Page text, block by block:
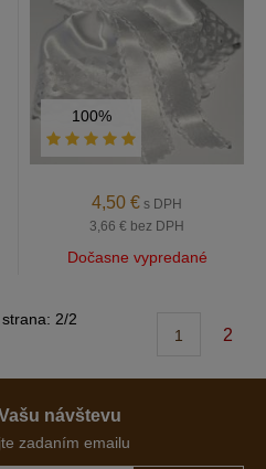
100%
4,50 € s DPH
3,66 € bez DPH
Dočasne vypredané
1 2
2/2
návštevu
zadaním emailu